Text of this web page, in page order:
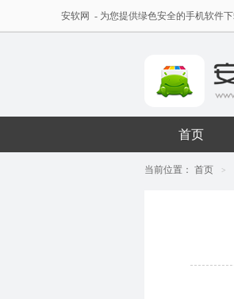
安软网 - 为您提供绿色安全的手机软件下
首页
当前位置： 首页 >